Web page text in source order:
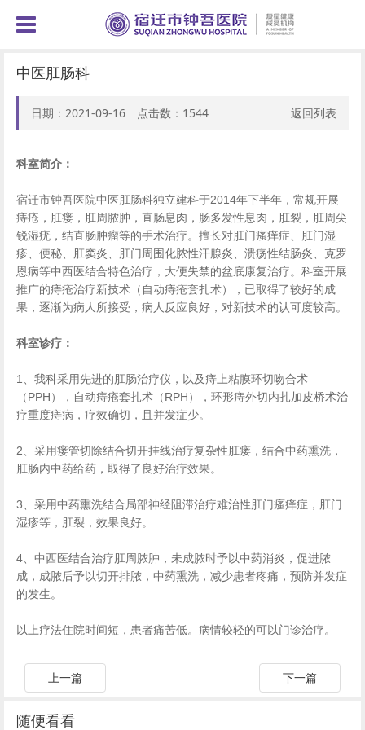
中医肛肠科
日期：2021-09-16 点击数： 1544 返回列表
科室简介：
宿迁市钟吾医院中医肛肠科独立建科于2014年下半年，常规开展
痔疮，肛瘘，肛周脓肿，直肠息肉，肠多发性息肉，肛裂，肛周尖
锐湿疣，结直肠肿瘤等的手术治疗。擅长对肛门瘙痒症、肛门湿
疹、便秘、肛窦炎、肛门周围化脓性汗腺炎、溃疡性结肠炎、克罗
恩病等中西医结合特色治疗，大便失禁的盆底康复治疗。科室开展
推广的痔疮治疗新技术（自动痔疮套扎术），已取得了较好的成
果，逐渐为病人所接受，病人反应良好，对新技术的认可度较高。
科室诊疗：
1、我科采用先进的肛肠治疗仪，以及痔上粘膜环切吻合术
（PPH），自动痔疮套扎术（RPH），环形痔外切内扎加皮桥术治
疗重度痔病，疗效确切，且并发症少。
2、采用瘘管切除结合切开挂线治疗复杂性肛瘘，结合中药熏洗，
肛肠内中药给药，取得了良好治疗效果。
3、采用中药熏洗结合局部神经阻滞治疗难治性肛门瘙痒症，肛门
湿疹等，肛裂，效果良好。
4、中西医结合治疗肛周脓肿，未成脓时予以中药消炎，促进脓
成，成脓后予以切开排脓，中药熏洗，减少患者疼痛，预防并发症
的发生。
以上疗法住院时间短，患者痛苦低。病情较轻的可以门诊治疗。
上一篇 下一篇
随便看看